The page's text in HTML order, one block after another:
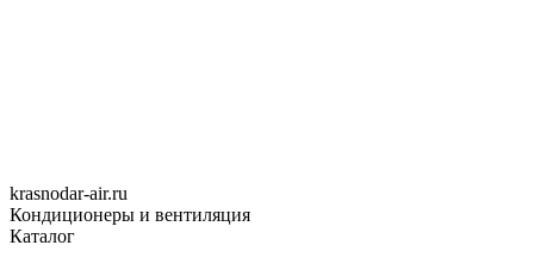
krasnodar-air.ru
Кондиционеры и вентиляция
Каталог